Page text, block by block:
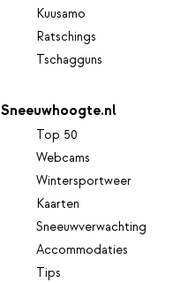
Kuusamo
Ratschings
Tschagguns
Sneeuwhoogte.nl
Top 50
Webcams
Wintersportweer
Kaarten
Sneeuwverwachting
Accommodaties
Tips